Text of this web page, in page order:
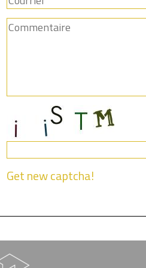
Get new captcha!